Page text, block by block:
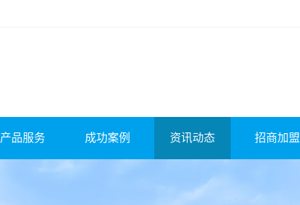
产品服务 成功案例 资讯动态 招商加盟